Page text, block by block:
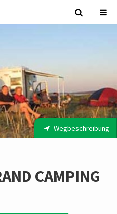
Wegbeschreibung
CAMPING